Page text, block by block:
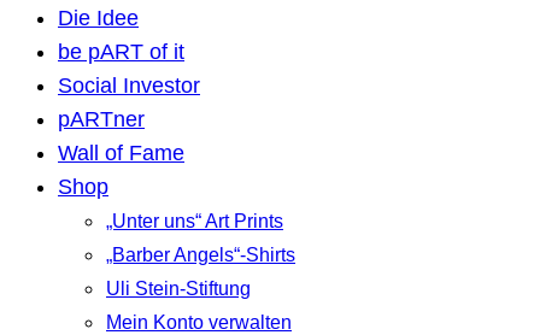
Die Idee
be pART of it
Social Investor
pARTner
Wall of Fame
Shop
„Unter uns“ Art Prints
„Barber Angels“-Shirts
Uli Stein-Stiftung
Mein Konto verwalten